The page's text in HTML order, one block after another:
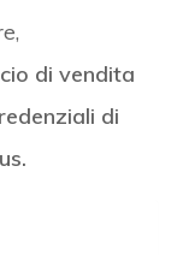
di vendita
di